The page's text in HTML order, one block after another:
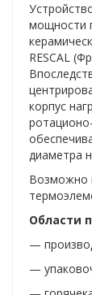
мощности
RESCAL
корпус
диаметра
Возможно
Области
—
—